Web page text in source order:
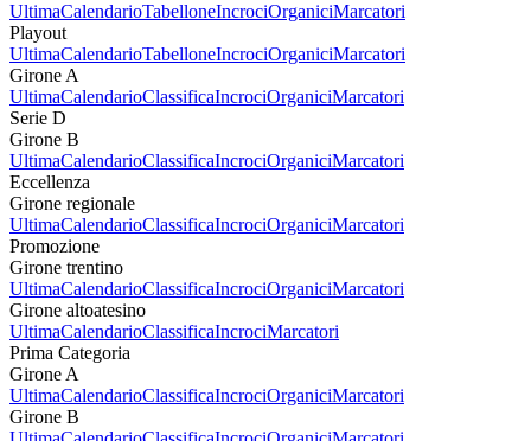
UltimaCalendarioTabelloneIncrociOrganiciMarcatori
Playout
UltimaCalendarioTabelloneIncrociOrganiciMarcatori
Girone A
UltimaCalendarioClassificaIncrociOrganiciMarcatori
Serie D
Girone B
UltimaCalendarioClassificaIncrociOrganiciMarcatori
Eccellenza
Girone regionale
UltimaCalendarioClassificaIncrociOrganiciMarcatori
Promozione
Girone trentino
UltimaCalendarioClassificaIncrociOrganiciMarcatori
Girone altoatesino
UltimaCalendarioClassificaIncrociMarcatori
Prima Categoria
Girone A
UltimaCalendarioClassificaIncrociOrganiciMarcatori
Girone B